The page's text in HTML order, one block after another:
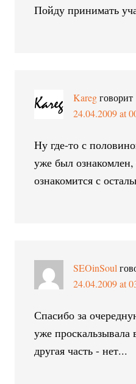
Пойду принимать
Kareg говорит
24.04.2009 at
Ну где-то с
уже был
ознакомится с
SEOinSoul
24.04.2009 at
Спасибо за
уже проскальзывала
другая часть - нет...